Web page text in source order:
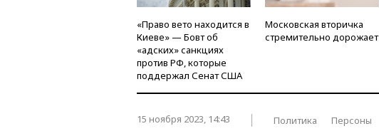
«Право вето находится в
Киеве» — Бовт об
«адских» санкциях
против РФ, которые
поддержал Сенат США
Московская вторичка
стремительно дорожает
15 ноября 2023, 14:43 Политика Персоны